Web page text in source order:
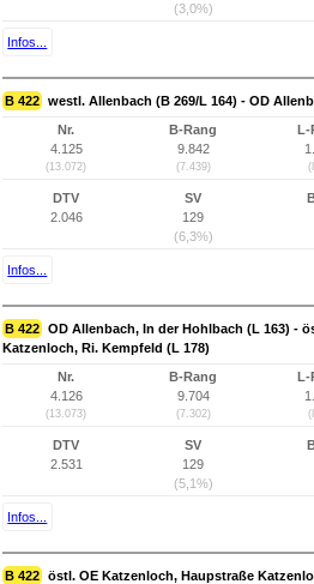
(3,0%)
Infos...
B 422 westl. Allenbach (B 269/L 164) - OD
Nr.
4.125
(13.072)
B-Rang
9.842
(7.439)
DTV
2.046
SV
129
(6,3%)
Infos...
B 422 OD Allenbach, In der Hohlbach (L 163) -
Katzenloch, Ri. Kempfeld (L 178)
Nr.
4.126
(13.073)
B-Rang
9.704
(7.302)
DTV
2.531
SV
129
(5,1%)
Infos...
B 422 östl. OE Katzenloch, Haupstraße